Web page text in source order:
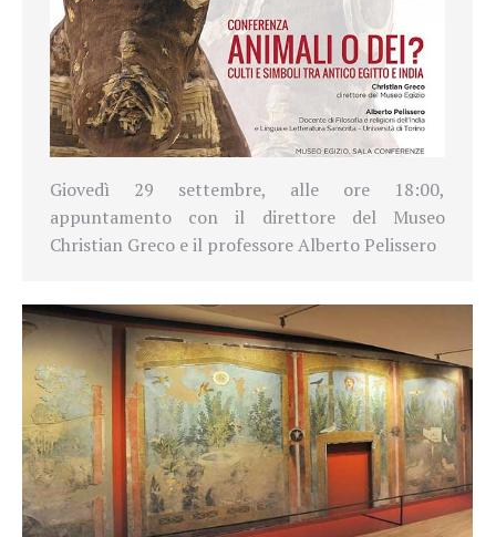
Giovedì 29 settembre, alle ore 18:00,
appuntamento con il direttore del Museo
Christian Greco e il professore Alberto Pelissero